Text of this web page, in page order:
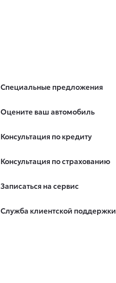
Специальные предложения
Оцените ваш автомобиль
Консультация по кредиту
Консультация по страхованию
Записаться на сервис
Служба клиентской поддержки